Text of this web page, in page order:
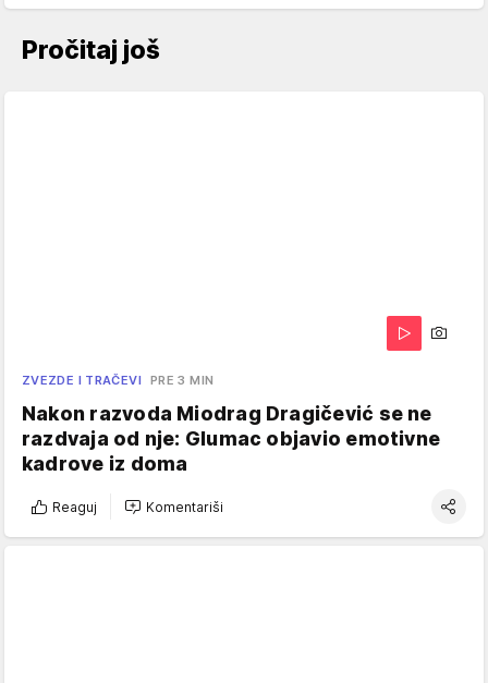
Pročitaj još
ZVEZDE I TRAČEVI PRE 3 MIN
Nakon razvoda Miodrag Dragičević se ne
razdvaja od nje: Glumac objavio emotivne
kadrove iz doma
Reaguj Komentariši